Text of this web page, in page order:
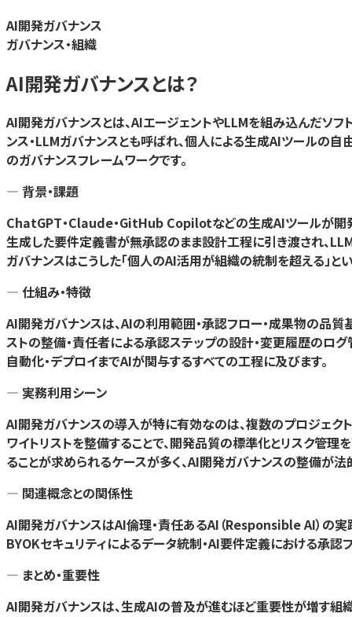
AI開発ガバナンス
ガバナンス・組織
AI開発ガバナンスとは？
AI開発ガバナンスとは、AIエージェントやLLMを組み込んだソフ
ンス・LLMガバナンスとも呼ばれ、個人による生成AIツールの
のガバナンスフレームワークです。
— 背景・課題
ChatGPT・Claude・GitHub Copilotなどの生成AIツールが開発
生成した要件定義書が無承認のまま設計工程に引き渡され、
ガバナンスはこうした「個人のAI活用が組織の統制を超える」
— 仕組み・特徴
AI開発ガバナンスは、AIの利用範囲・承認フロー・成果物の品
ストの整備・責任者による承認ステップの設計・変更履歴のロ
自動化・デプロイまでAIが関与するすべての工程に及びます。
— 実務利用シーン
AI開発ガバナンスの導入が特に有効なのは、複数のプロジェク
ワイトリストを整備することで、開発品質の標準化とリスク管
ることが求められるケースが多く、AI開発ガバナンスの整備が
— 関連概念との関係性
AI開発ガバナンスはAI倫理・責任あるAI（Responsible AI）の
BYOKセキュリティによるデータ統制・AI要件定義における承
— まとめ・重要性
AI開発ガバナンスは、生成AIの普及が進むほど重要性が増す組